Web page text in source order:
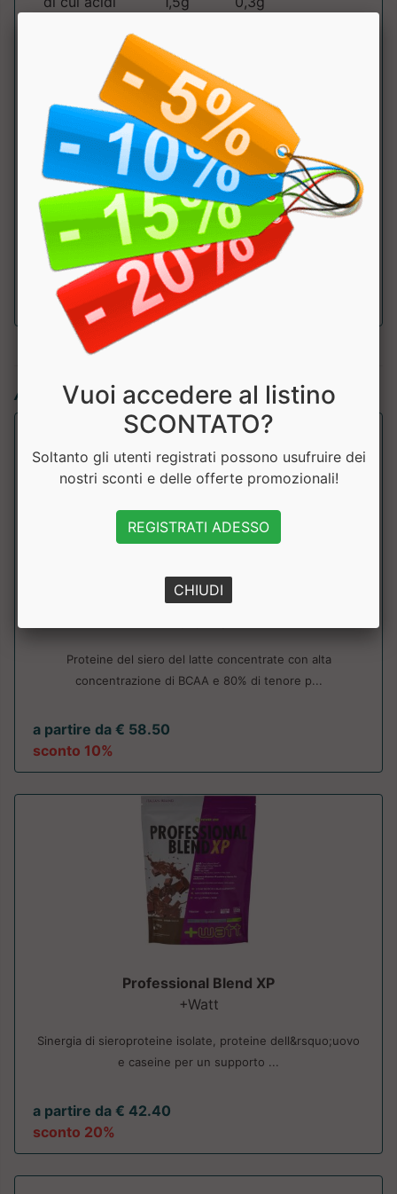
Carboidrati 1,5g
di cui
zuccheri
0,68g 0,14g
Proteine 77g 15,3g
Sale 0,8g 0,16g
Vitamina B6 4,7mg 0,93mg
Articoli simili:
Whey Plus 80
Proteine del siero del latte concentrate con alta
concentrazione di BCAA e 80% di tenore p...
a partire da € 58.50
sconto 10%
Professional Blend XP
+Watt
Sinergia di sieroproteine isolate, proteine dell&rsquo;uovo
e caseine per un supporto ...
a partire da € 42.40
sconto 20%
Vuoi accedere al listino
SCONTATO?
Soltanto gli utenti registrati possono usufruire dei
nostri sconti e delle offerte promozionali!
REGISTRATI ADESSO
CHIUDI